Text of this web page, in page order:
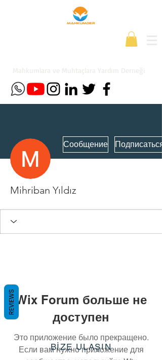
Сообщение Подписаться
Mihriban Yıldız
Wix Forum больше не
доступен
Это приложение было прекращено.
Если вам нужно приложение для
BİZE ULAŞIN
REVIEWS